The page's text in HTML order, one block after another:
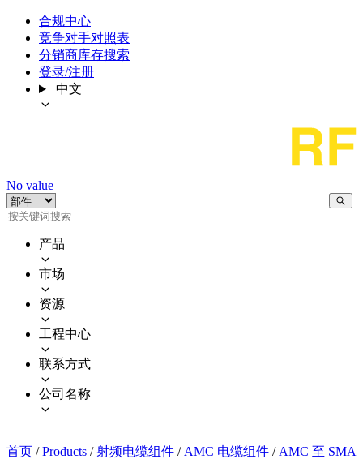
合规中心
竞争对手对照表
分销商库存搜索
登录/注册
中文
No value
产品
市场
资源
工程中心
联系方式
公司名称
首页 / Products / 射频电缆组件 / AMC 电缆组件 / AMC 至 SMA